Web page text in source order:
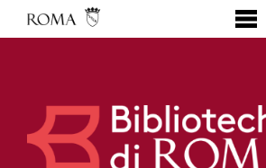
???